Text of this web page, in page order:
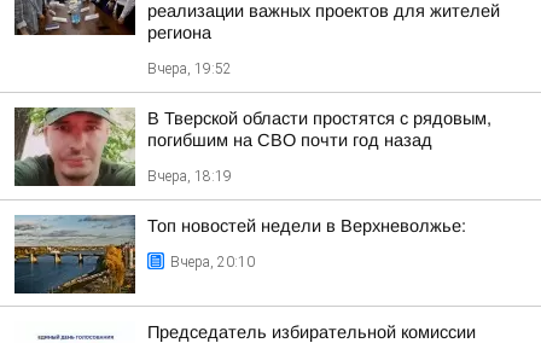
реализации важных проектов для жителей
региона
Вчера, 19:52
В Тверской области простятся с рядовым,
погибшим на СВО почти год назад
Вчера, 18:19
Топ новостей недели в Верхневолжье:
Вчера, 20:10
Председатель избирательной комиссии